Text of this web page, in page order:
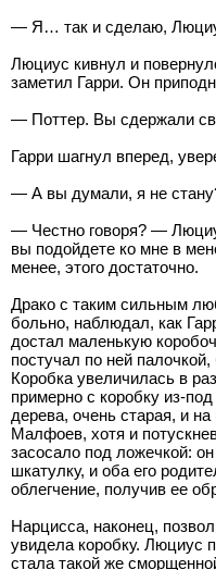
— Я… так и сделаю,
Люциус кивнул и
заметил Гарри. Он
— Поттер. Вы сдержали
Гарри шагнул вперед,
— А вы думали, я не
— Честно говоря? —
вы подойдете ко мне в
менее, этого достаточно.
Драко с таким сильным
больно, наблюдал, как
достал маленькую
постучал по ней
Коробка увеличилась в
примерно с коробку из-
дерева, очень старая, и
Малфоев, хотя и
засосало под ложечкой:
шкатулку, и оба его
облегчение, получив ее
Нарцисса, наконец,
увидела коробку. Люциус
стала такой же